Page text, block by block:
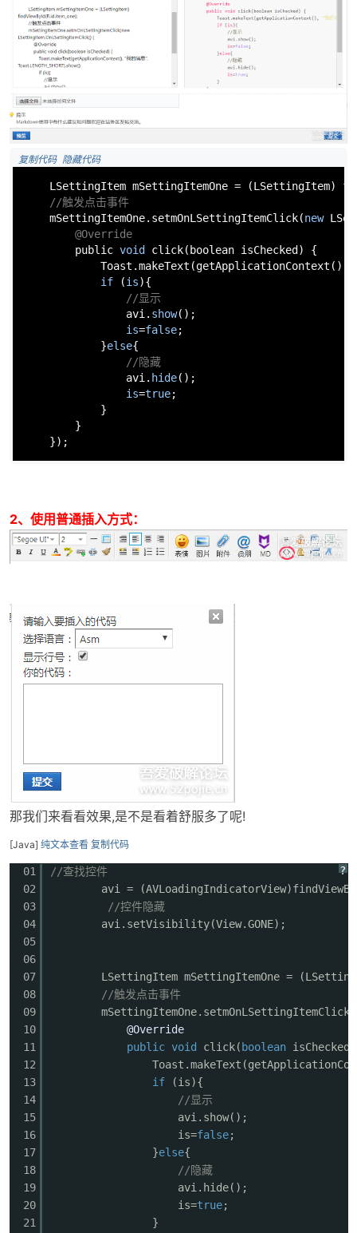
解
复制代码 隐藏代码
LSettingItem mSettingItemOne = (LSettingItem)
//触发点击事件
mSettingItemOne.setmOnLSettingItemClick(new
@Override
public void
click(boolean isChecked) {
Toast.makeText(getApplicationContext(),
if (is){
//显示
avi. show();
is=false;
}else{
//隐藏
avi. hide();
is=true;
}
}
});
2、使用普通插入方式：
那我们来看看效果,是不是看着舒服多了呢!
[Java] 纯文本查看 复制代码
?
01
02
03
04
05
06
07
08
09
10
11
12
13
14
15
16
17
18
19
20
21
//查找控件
avi =
//控件隐藏
avi.setVisibility(View.GONE);
LSettingItem mSettingItemOne =
//触发点击事件
mSettingItemOne.setmOnLSettingItemClick(
@Override
public void click( boolean
if
(is){
//显示
avi.show();
is=false;
}else{
//隐藏
avi.hide();
is=true;
}